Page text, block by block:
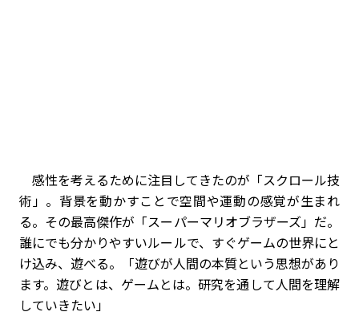
感性を考えるために注目してきたのが「スクロール技
術」。背景を動かすことで空間や運動の感覚が生まれ
る。その最高傑作が「スーパーマリオブラザーズ」だ。
誰にでも分かりやすいルールで、すぐゲームの世界にと
け込み、遊べる。「遊びが人間の本質という思想があり
ます。遊びとは、ゲームとは。研究を通して人間を理解
していきたい」